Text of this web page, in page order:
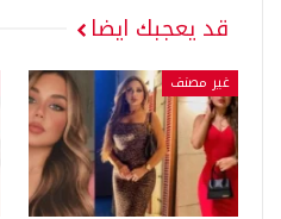
قد يعجبك ايضا
غير مصنف